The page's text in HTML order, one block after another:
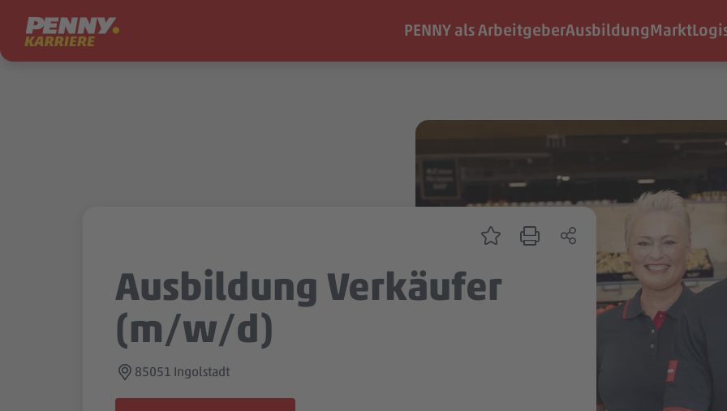
Zum Inhalt springen PENNY als ArbeitgeberAusbildungMarkt
Ausbildung Verkäufer
(m/w/d)
85051 Ingolstadt